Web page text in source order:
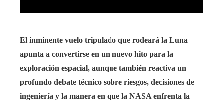
El inminente vuelo tripulado que rodeará la Luna
apunta a convertirse en un nuevo hito para la
exploración espacial, aunque también reactiva un
profundo debate técnico sobre riesgos, decisiones de
ingeniería y la manera en que la NASA enfrenta la